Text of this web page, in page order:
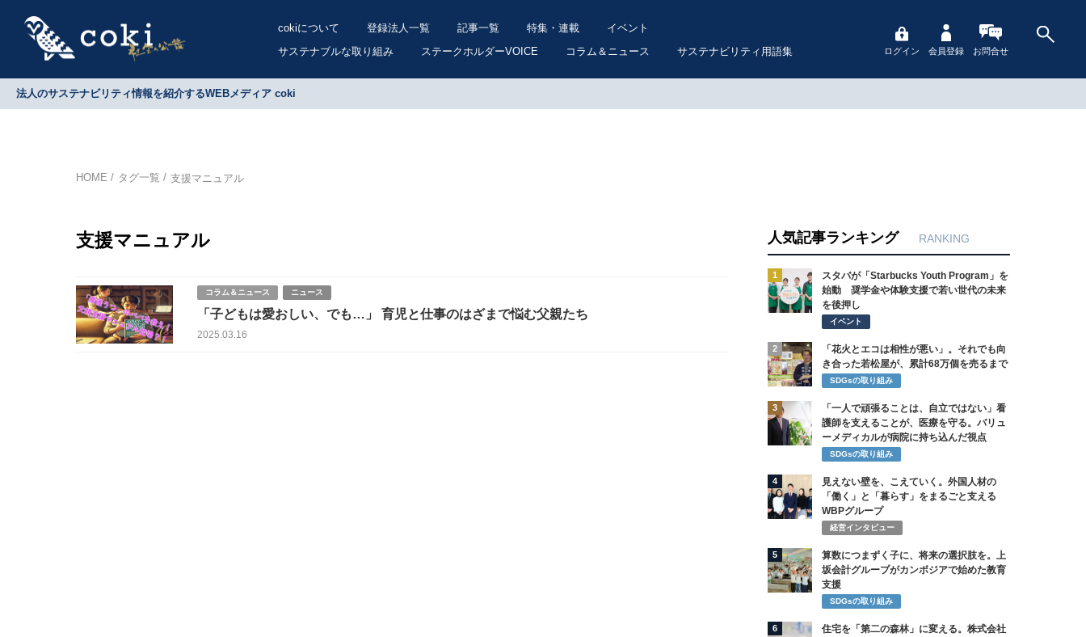
cokiについて 登録法人一覧 記事一覧 特集・連載
イベント
サステナブルな取り組み
ステークホルダーVOICE コラム＆ニュース サステナビリティ用語集 ログイン 会員登録 お問合せ
法人のサステナビリティ情報を紹介するWEBメディア coki
HOME タグ一覧 支援マニュアル
支援マニュアル
コラム＆ニュース ニュース
「子どもは愛おしい、でも…」 育児と仕事のはざまで悩む父親たち
2025.03.16
人気記事ランキング RANKING
1
スタバが「Starbucks Youth Program」を
始動 奨学金や体験支援で若い世代の未来
を後押し
イベント
2
「花火とエコは相性が悪い」。それでも向
き合った若松屋が、累計68万個を売るまで
SDGsの取り組み
3
「一人で頑張ることは、自立ではない」看
護師を支えることが、医療を守る。バリュ
ーメディカルが病院に持ち込んだ視点
SDGsの取り組み
4
見えない壁を、こえていく。外国人材の
「働く」と「暮らす」をまるごと支える
WBPグループ
経営インタビュー
5
算数につまずく子に、将来の選択肢を。上
坂会計グループがカンボジアで始めた教育
支援
SDGsの取り組み
6
住宅を「第二の森林」に変える。株式会社